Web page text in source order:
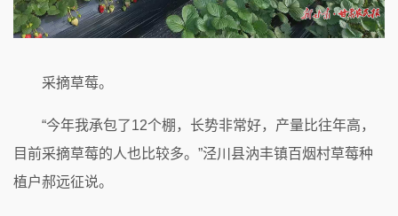
采摘草莓。
“今年我承包了12个棚，长势非常好，产量比往年高，
目前采摘草莓的人也比较多。”泾川县汭丰镇百烟村草莓种
植户郝远征说。